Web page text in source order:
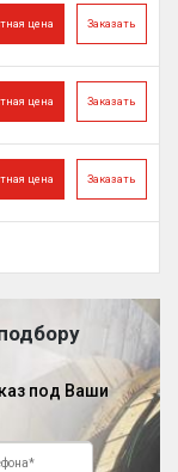
Заказать
цена
Заказать
цена
Заказать
цена
под Ваши